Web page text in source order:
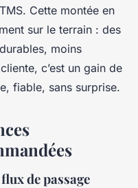
Cette montée en
sur le terrain : des
moins
c’est un gain de
fiable, sans surprise.
de passage